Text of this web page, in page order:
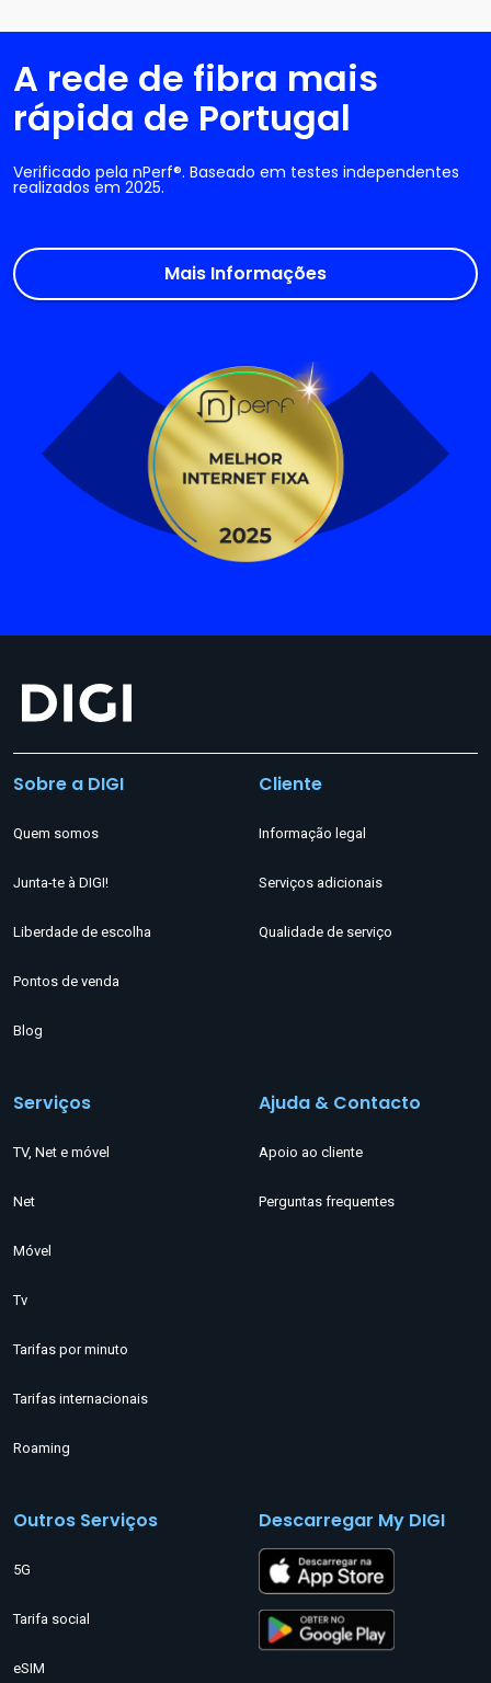
A rede de fibra mais
rápida de Portugal
Verificado pela nPerf®. Baseado em testes independentes
realizados em 2025.
Mais Informações
Sobre a DIGI
Quem somos
Junta-te à DIGI!
Liberdade de escolha
Pontos de venda
Blog
Cliente
Informação legal
Serviços adicionais
Qualidade de serviço
Serviços
TV, Net e móvel
Net
Móvel
Tv
Tarifas por minuto
Tarifas internacionais
Roaming
Ajuda & Contacto
Apoio ao cliente
Perguntas frequentes
Outros Serviços
5G
Tarifa social
eSIM
Descarregar My DIGI